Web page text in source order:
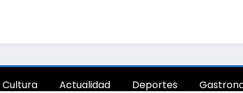
Cultura Actualidad Deportes